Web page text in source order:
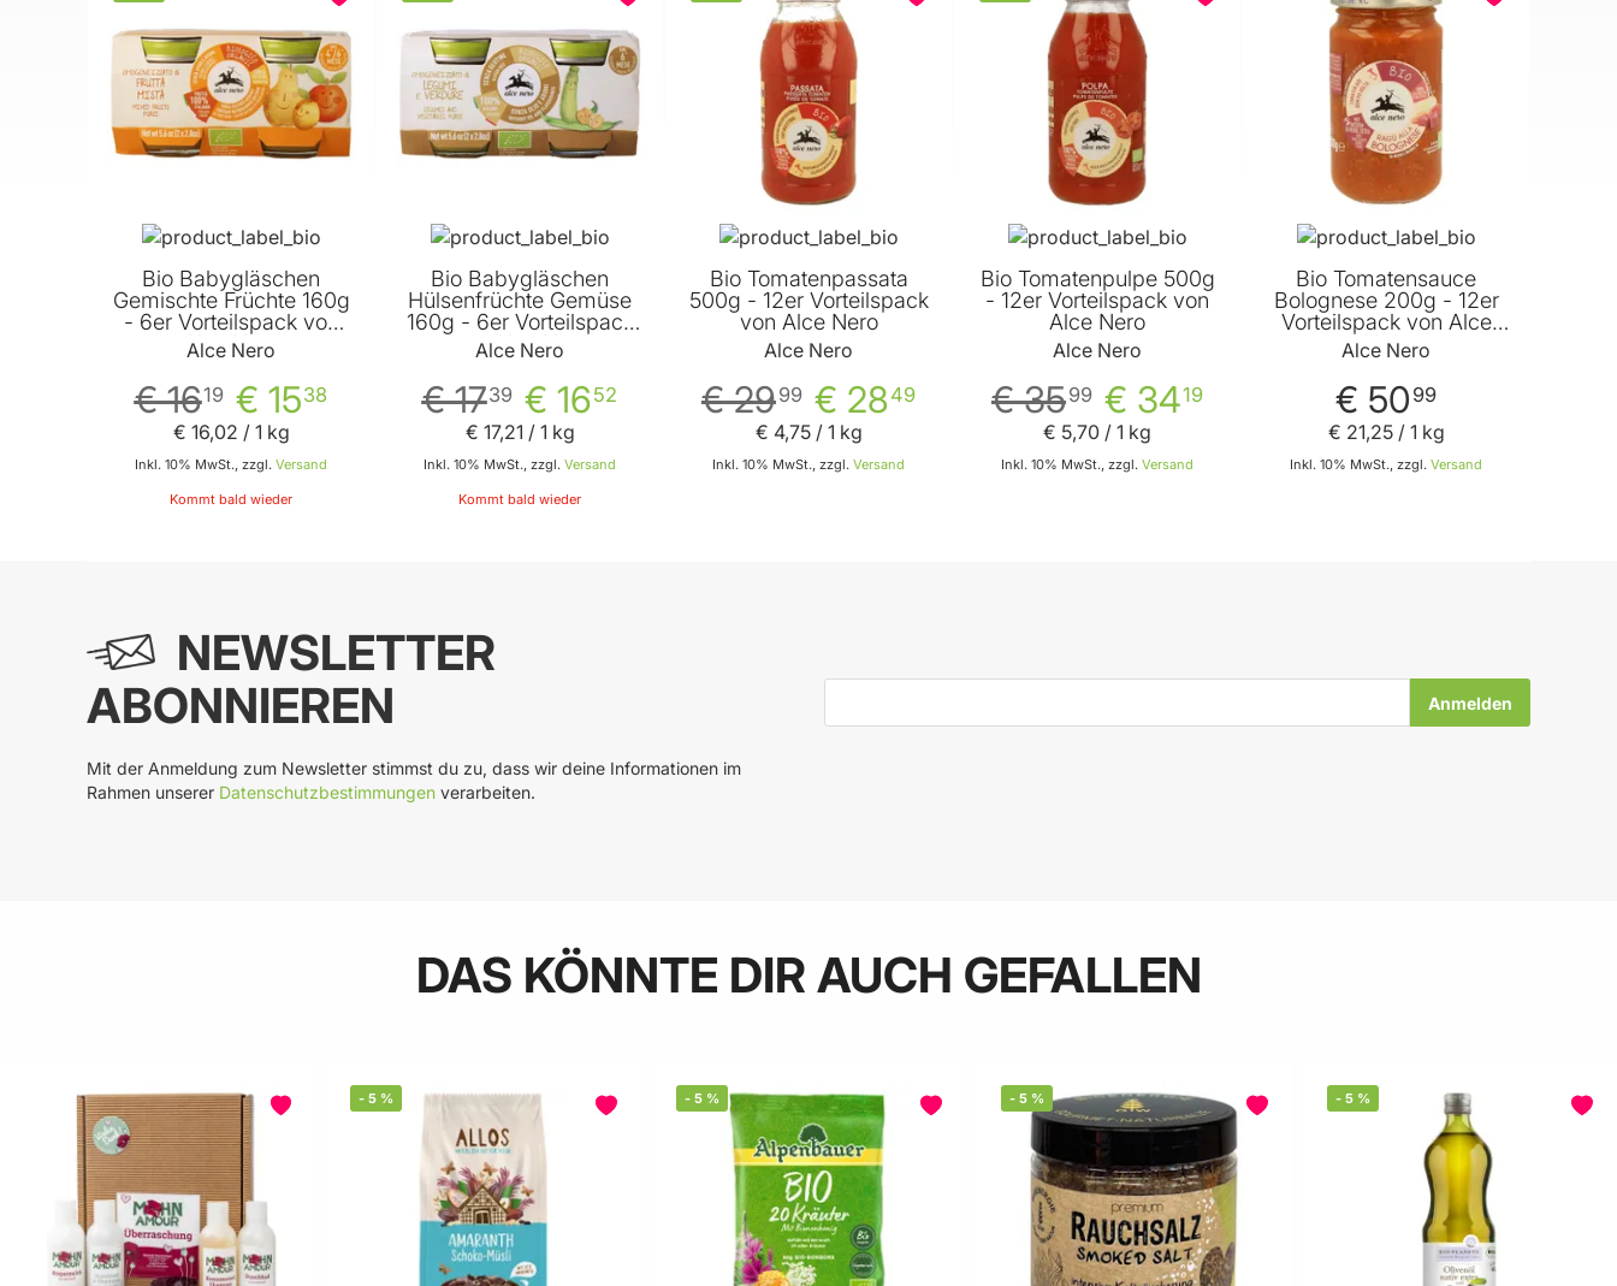
Bio Babygläschen
Gemischte Früchte 160g
- 6er Vorteilspack von
Alce Nero
Alce Nero
€ 1538
€ 1619
Inkl. 10% MwSt., zzgl. Versand
€ 16,02 / 1 kg
Kommt bald wieder
Bio Babygläschen
Hülsenfrüchte Gemüse
160g - 6er Vorteilspack
von Alce Nero
Alce Nero
€ 1652
€ 1739
Inkl. 10% MwSt., zzgl. Versand
€ 17,21 / 1 kg
Kommt bald wieder
Bio Tomatenpassata
500g - 12er Vorteilspack
von Alce Nero
Alce Nero
€ 2849
€ 2999
Inkl. 10% MwSt., zzgl. Versand
€ 4,75/ 1 kg
Bio Tomatenpulpe 500g
- 12er Vorteilspack von
Alce Nero
Alce Nero
€ 3419
€ 3599
Inkl. 10% MwSt., zzgl. Versand
€ 5,70 / 1 kg
Bio Tomatensauce
Bolognese 200g - 12er
Vorteilspack von Alce
Nero
Alce Nero
€ 50 99
Inkl. 10% MwSt., zzgl. Versand
€ 21,25/ 1 kg
NEWSLETTER
ABONNIEREN
Mit der Anmeldung zum Newsletter stimmst du zu, dass wir deine Informationen im
Rahmen unserer Datenschutzbestimmungen verarbeiten.
DAS KÖNNTE DIR AUCH GEFALLEN
-5 % - 5% -5 % - 5%